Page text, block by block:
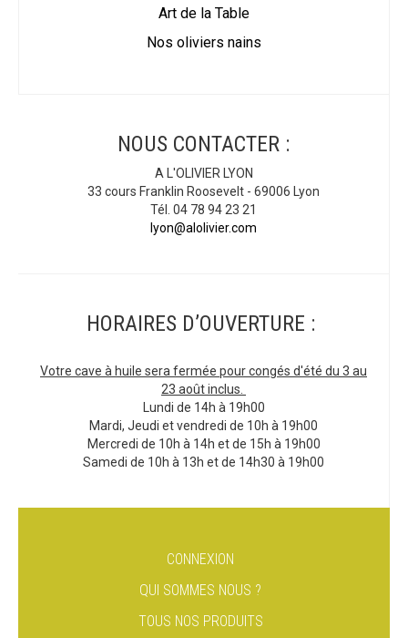
Art de la Table
Nos oliviers nains
NOUS CONTACTER :
A L'OLIVIER LYON
33 cours Franklin Roosevelt - 69006 Lyon
Tél. 04 78 94 23 21
lyon@alolivier.com
HORAIRES D’OUVERTURE :
Votre cave à huile sera fermée pour congés d'été du 3 au
23 août inclus.
Lundi de 14h à 19h00
Mardi, Jeudi et vendredi de 10h à 19h00
Mercredi de 10h à 14h et de 15h à 19h00
Samedi de 10h à 13h et de 14h30 à 19h00
CONNEXION
QUI SOMMES NOUS ?
TOUS NOS PRODUITS